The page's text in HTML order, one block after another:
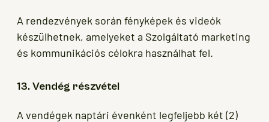
A rendezvények során fényképek és videók
készülhetnek, amelyeket a Szolgáltató marketing
és kommunikációs célokra használhat fel.
13. Vendég részvétel
A vendégek naptári évenként legfeljebb két (2)